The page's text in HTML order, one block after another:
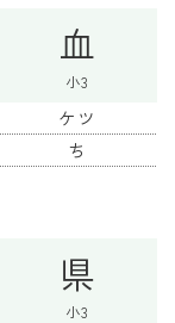
血
小3
ケツ
ち
県
小3